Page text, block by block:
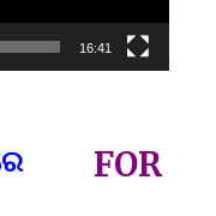
16:41
FOR GOVT